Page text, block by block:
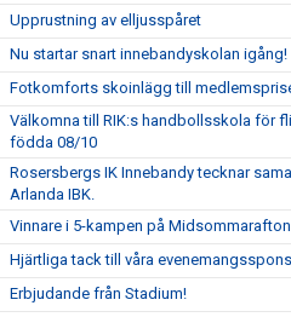
Upprustning av elljusspåret
Nu startar snart innebandyskolan igång!
Fotkomforts skoinlägg till
Välkomna till RIK:s handbollsskola för
födda 08/10
Rosersbergs IK Innebandy tecknar
Arlanda IBK.
Vinnare i 5-kampen på Midsommarafton
Hjärtliga tack till våra
Erbjudande från Stadium!